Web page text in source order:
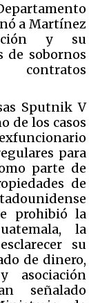
a Martínez
y su
de sobornos
Sputnik V
de los casos
para
parte de
de
prohibió la
la
su
de dinero,
asociación
señalado